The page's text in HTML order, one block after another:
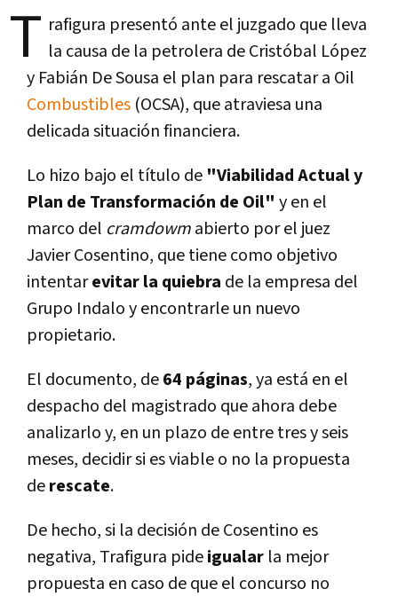
T rafigura presentó ante el juzgado que lleva
la causa de la petrolera de Cristóbal López
y Fabián De Sousa el plan para rescatar a Oil
Combustibles (OCSA), que atraviesa una
delicada situación financiera.
Lo hizo bajo el tí­tulo de "Viabilidad Actual y
Plan de Transformación de Oil" y en el
marco del cramdowmabierto por el juez
Javier Cosentino, que tiene como objetivo
intentarevitar la quiebra de la empresa del
Grupo Indalo y encontrarle un nuevo
propietario.
El documento, de64 páginas, ya está en el
despacho del magistrado que ahora debe
analizarlo y, en un plazo de entre tres y seis
meses, decidir si es viable o no la propuesta
derescate.
De hecho, si la decisión de Cosentino es
negativa, Trafigura pideigualar la mejor
propuesta en caso de que el concurso no